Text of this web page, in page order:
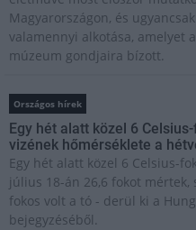
Magyarországon, és
valamennyi alkotása, amelyet
múzeum gondjaira bízott.
Országos hírek
Egy hét alatt közel 6
vizének hőmérséklete a
Egy hét alatt közel 6 Celsius-
július 18-án 26,6 fokot mértek,
fokos volt a tó - derül ki a
bejegyzéséből.